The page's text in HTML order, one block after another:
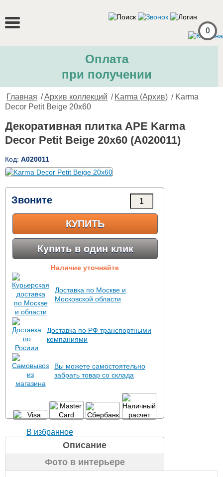
0
Оплата
при получении
Главная /Архив коллекций / Karma (Архив) / Karma
Decor Petit Beige 20x60
Декоративная плитка APE Karma
Decor Petit Beige 20x60 (A020011)
Код: A020011
Звоните
КУПИТЬ
Купить в один клик
Наличие уточняйте
Доставка по Москве и
Московской области
Доставка по РФ транспортными
компаниями
Вы можете самостоятельно
забрать товар со склада
В избранное
Описание
Фото в интерьере